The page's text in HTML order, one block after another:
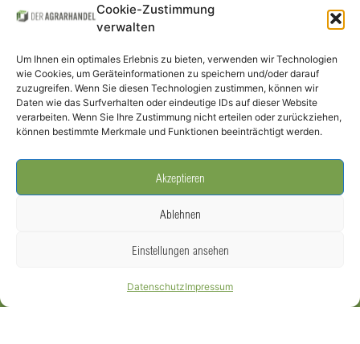
Cookie-Zustimmung
verwalten
Um Ihnen ein optimales Erlebnis zu bieten, verwenden wir Technologien
wie Cookies, um Geräteinformationen zu speichern und/oder darauf
zuzugreifen. Wenn Sie diesen Technologien zustimmen, können wir
Daten wie das Surfverhalten oder eindeutige IDs auf dieser Website
verarbeiten. Wenn Sie Ihre Zustimmung nicht erteilen oder zurückziehen,
können bestimmte Merkmale und Funktionen beeinträchtigt werden.
Akzeptieren
Ablehnen
Einstellungen ansehen
DatenschutzImpressum
Mitglieder
Termine
Infothek
Social Media
Getreidehändler der Hamburger Börse e.V. –Impressum